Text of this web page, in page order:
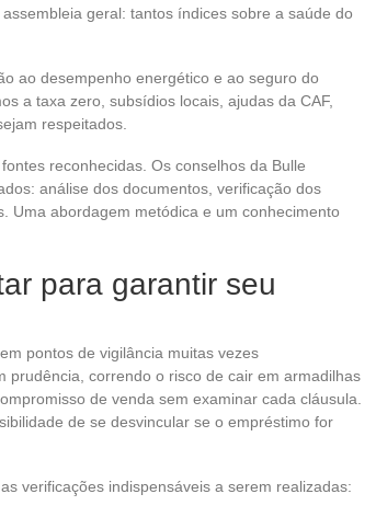
geral: tantos índices sobre a saúde do
ao desempenho energético e ao seguro do
a taxa zero, subsídios locais, ajudas da CAF,
respeitados.
reconhecidas. Os conselhos da Bulle
análise dos documentos, verificação dos
Uma abordagem metódica e um conhecimento
para garantir seu
pontos de vigilância muitas vezes
prudência, correndo o risco de cair em armadilhas
de venda sem examinar cada cláusula.
de se desvincular se o empréstimo for
verificações indispensáveis a serem realizadas: